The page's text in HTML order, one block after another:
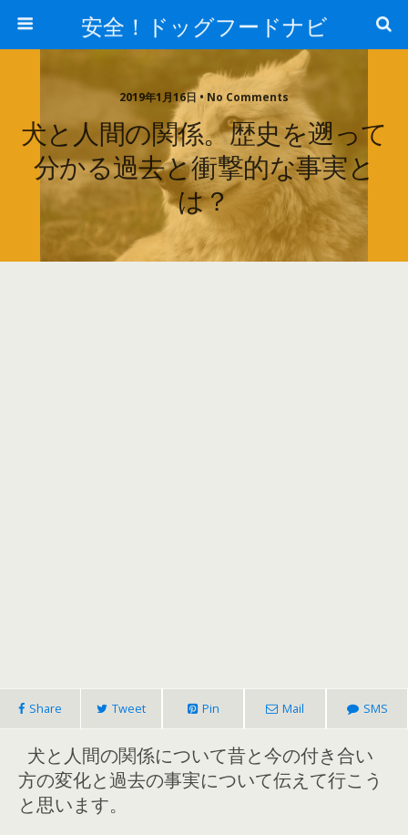
安全！ドッグフードナビ
2019年1月16日 • No Comments
犬と人間の関係。歴史を遡って
分かる過去と衝撃的な事実と
は？
Share Tweet Pin Mail SMS
犬と人間の関係について昔と今の付き合い
方の変化と過去の事実について伝えて行こう
と思います。